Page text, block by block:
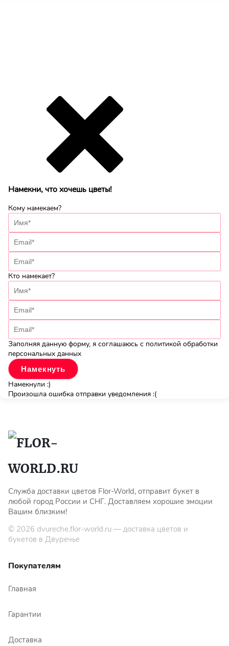
Намекни, что хочешь цветы!
Кому намекаем?
Кто намекает?
Заполняя данную форму, я соглашаюсь с политикой обработки
персональных данных
Намекнули :)
Произошла ошибка отправки уведомления :(
Служба доставки цветов Flor-World, отправит букет в
любой город России и СНГ. Доставляем хорошие эмоции
Вашим близким!
© 2026 dvureche.flor-world.ru — доставка цветов и
букетов в Двуречье
Покупателям
Главная
Гарантии
Доставка